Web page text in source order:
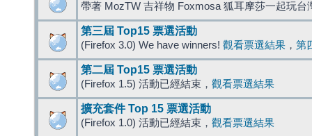
帶著 MozTW 吉祥物 Foxmosa 狐耳摩莎一起玩台
第三屆 Top15 票選活動
(Firefox 3.0) We have winners! 觀看票選結果 ， 第
第二屆 Top15 票選活動
(Firefox 1.5) 活動已經結束， 觀看票選結果
擴充套件 Top 15 票選活動
(Firefox 1.0) 活動已經結束， 觀看票選結果